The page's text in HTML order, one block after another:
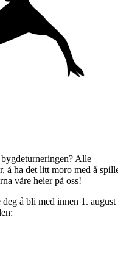
Alle
å ha det litt moro med å
våre heier på oss!
å bli med innen 1. august